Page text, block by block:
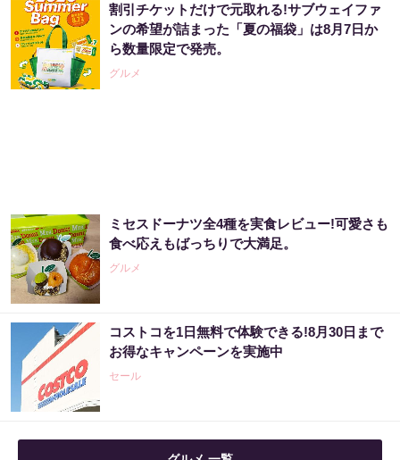
割引チケットだけで元取れる!サブウェイファ
ンの希望が詰まった「夏の福袋」は8月7日か
ら数量限定で発売。
グルメ
ミセスドーナツ全4種を実食レビュー!可愛さも
食べ応えもばっちりで大満足。
グルメ
コストコを1日無料で体験できる!8月30日まで
お得なキャンペーンを実施中
セール